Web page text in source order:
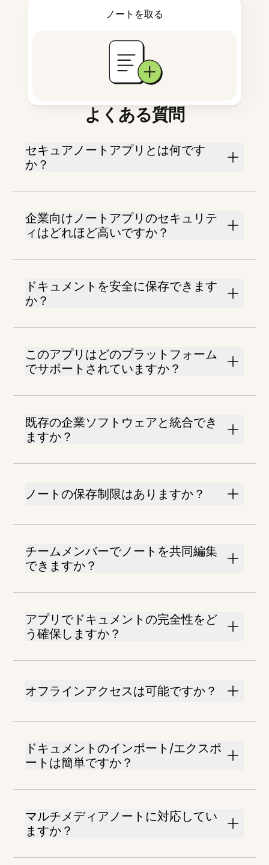
ノートを取る
よくある質問
セキュアノートアプリとは何です
か？
企業向けノートアプリのセキュリテ
ィはどれほど高いですか？
ドキュメントを安全に保存できます
か？
このアプリはどのプラットフォーム
でサポートされていますか？
既存の企業ソフトウェアと統合でき
ますか？
ノートの保存制限はありますか？
チームメンバーでノートを共同編集
できますか？
アプリでドキュメントの完全性をど
う確保しますか？
オフラインアクセスは可能ですか？
ドキュメントのインポート/エクスポ
ートは簡単ですか？
マルチメディアノートに対応してい
ますか？